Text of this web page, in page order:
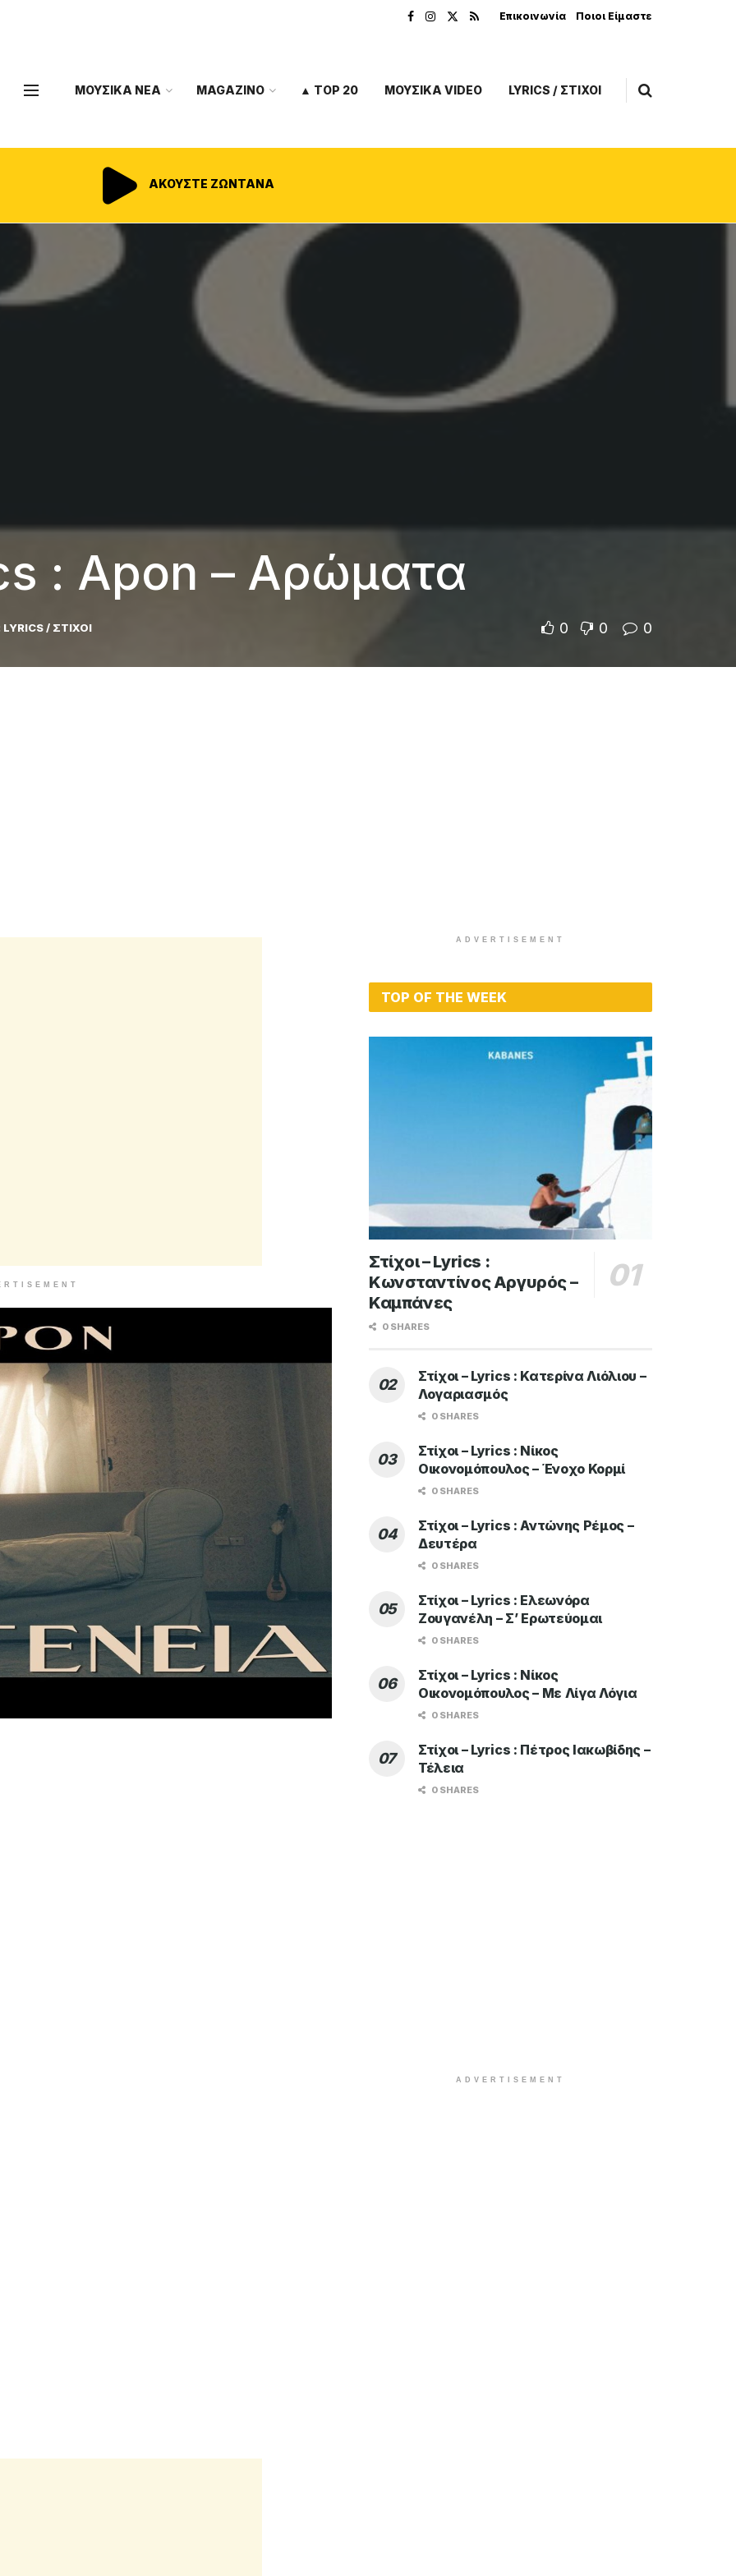
Επικοινωνία Ποιοι Είμαστε
ΜΟΥΣΙΚΑ ΝΕΑ MAGAZINO ▲ TOP 20 ΜΟΥΣΙΚΑ VIDEO LYRICS / ΣΤΙΧΟΙ
ΑΚΟΥΣΤΕ ΖΩΝΤΑΝΑ
: Apon – Αρώματα
LYRICS / ΣΤΙΧΟΙ 0 0 0
ADVERTISEMENT
TOP OF THE WEEK
Στίχοι – Lyrics :
Κωνσταντίνος Αργυρός –
Καμπάνες
0 SHARES
Στίχοι – Lyrics : Κατερίνα Λιόλιου –
Λογαριασμός
0 SHARES
Στίχοι – Lyrics : Νίκος
Οικονομόπουλος – Ένοχο Κορμί
0 SHARES
Στίχοι – Lyrics : Αντώνης Ρέμος –
Δευτέρα
0 SHARES
Στίχοι – Lyrics : Ελεωνόρα
Ζουγανέλη – Σ’ Ερωτεύομαι
0 SHARES
Στίχοι – Lyrics : Νίκος
Οικονομόπουλος – Με Λίγα Λόγια
0 SHARES
Στίχοι – Lyrics : Πέτρος Ιακωβίδης –
Τέλεια
0 SHARES
ADVERTISEMENT